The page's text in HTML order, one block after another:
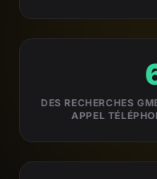
DES RECHERCHES
APPEL